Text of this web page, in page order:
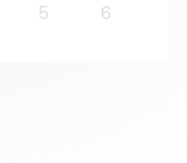
5 6